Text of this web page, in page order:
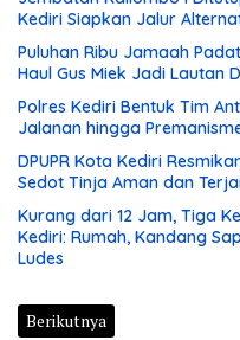
Kediri Siapkan Jalur
Puluhan Ribu Jamaah
Haul Gus Miek Jadi Lautan
Polres Kediri Bentuk Tim
Jalanan hingga
DPUPR Kota Kediri
Sedot Tinja Aman dan
Kurang dari 12 Jam, Tiga
Kediri: Rumah, Kandang
Ludes
Berikutnya